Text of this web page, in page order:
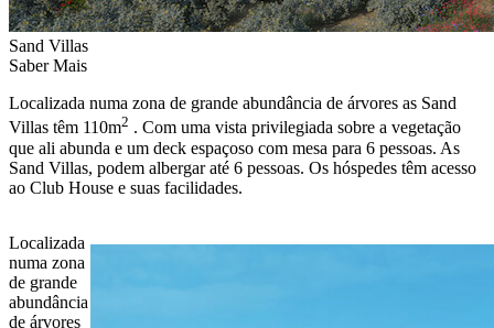
Sand Villas
Saber Mais
Localizada numa zona de grande abundância de árvores as Sand
Villas têm 110m2 . Com uma vista privilegiada sobre a vegetação
que ali abunda e um deck espaçoso com mesa para 6 pessoas. As
Sand Villas, podem albergar até 6 pessoas. Os hóspedes têm acesso
ao Club House e suas facilidades.
Localizada
numa zona
de grande
abundância
de árvores